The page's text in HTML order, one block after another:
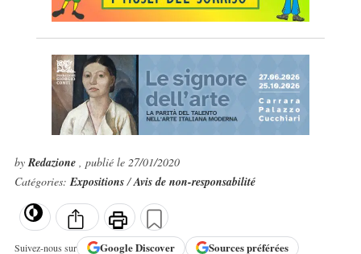
byRedazione , publié le 27/01/2020
Catégories:Expositions/Avis de non-responsabilité
Suivez-nous sur GoogleDiscover Sources préférées